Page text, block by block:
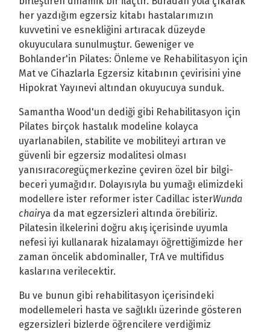
her yazdığım egzersiz kitabı hastalarımızın
kuvvetini ve esnekliğini artıracak düzeyde
okuyuculara sunulmuştur. Geweniger ve
Bohlander'in Pilates: Önleme ve Rehabilitasyon için
Mat ve Cihazlarla Egzersiz kitabının çevirisini yine
Hipokrat Yayınevi altından okuyucuya sunduk.
Samantha Wood'un dediği gibi Rehabilitasyon için
Pilates birçok hastalık modeline kolayca
uyarlanabilen, stabilite ve mobiliteyi artıran ve
güvenli bir egzersiz modalitesi olması
yanısıracoregüçmerkezine çeviren özel bir bilgi-
beceri yumağıdır. Dolayısıyla bu yumağı elimizdeki
modellere ister reformer ister Cadillac isterWunda
chairya da mat egzersizleri altında örebiliriz.
Pilatesin ilkelerini doğru akış içerisinde uyumla
nefesi iyi kullanarak hizalamayı öğrettiğimizde her
zaman öncelik abdominaller, TrA ve multifidus
kaslarına verilecektir.
Bu ve bunun gibi rehabilitasyon içerisindeki
modellemeleri hasta ve sağlıklı üzerinde gösteren
egzersizleri bizlerde öğrencilere verdiğimiz